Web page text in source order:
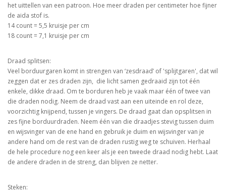
het uittellen van een patroon. Hoe meer draden per centimeter hoe fijner
de aida stof is.
14 count = 5,5 kruisje per cm
18 count = 7,1 kruisje per cm
Draad splitsen:
Veel borduurgaren komt in strengen van ‘zesdraad’ of 'splijtgaren', dat wil
zeggen dat er zes draden zijn, die licht samen gedraaid zijn tot één
enkele, dikke draad. Om te borduren heb je vaak maar één of twee van
die draden nodig. Neem de draad vast aan een uiteinde en rol deze,
voorzichtig knijpend, tussen je vingers. De draad gaat dan opsplitsen in
zes fijne borduurdraden. Neem één van die draadjes stevig tussen duim
en wijsvinger van de ene hand en gebruik je duim en wijsvinger van je
andere hand om de rest van de draden rustig weg te schuiven. Herhaal
de hele procedure nog een keer als je een tweede draad nodig hebt. Laat
de andere draden in de streng, dan blijven ze netter.
Steken: